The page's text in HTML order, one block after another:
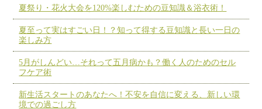
夏祭り・花火大会を120%楽しむための豆知識＆浴衣術！
夏至って実はすごい日！？知って得する豆知識と長い一日の
楽しみ方
5月がしんどい…それって五月病かも？働く人のためのセル
フケア術
新生活スタートのあなたへ！不安を自信に変える、新しい環
境での過ごし方